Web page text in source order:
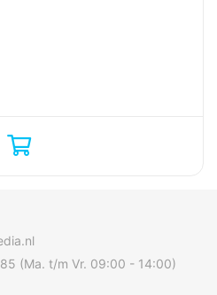
(Ma. t/m Vr. 09:00 - 14:00)